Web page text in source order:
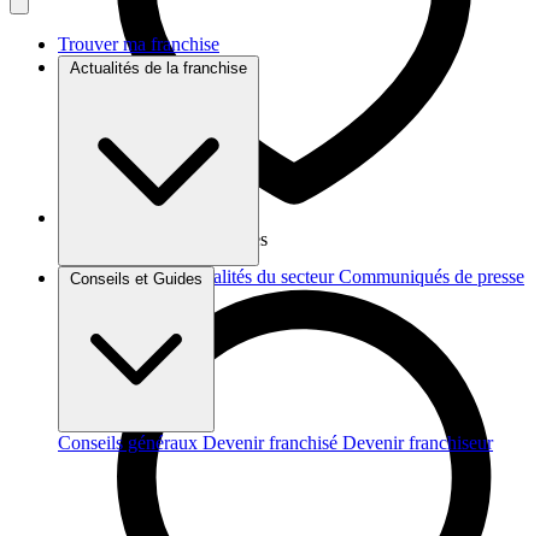
Trouver ma franchise
Actualités de la franchise
Brèves et actus Actualités du secteur Communiqués de presse
Conseils et Guides
Conseils généraux Devenir franchisé Devenir franchiseur
Vos données sont protégées